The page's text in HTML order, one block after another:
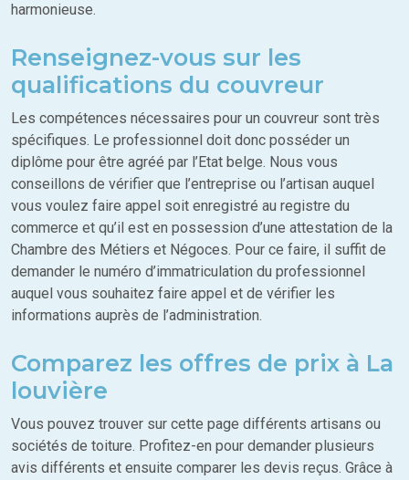
harmonieuse.
Renseignez-vous sur les
qualifications du couvreur
Les compétences nécessaires pour un couvreur sont très
spécifiques. Le professionnel doit donc posséder un
diplôme pour être agréé par l’Etat belge. Nous vous
conseillons de vérifier que l’entreprise ou l’artisan auquel
vous voulez faire appel soit enregistré au registre du
commerce et qu’il est en possession d’une attestation de la
Chambre des Métiers et Négoces. Pour ce faire, il suffit de
demander le numéro d’immatriculation du professionnel
auquel vous souhaitez faire appel et de vérifier les
informations auprès de l’administration.
Comparez les offres de prix à La
louvière
Vous pouvez trouver sur cette page différents artisans ou
sociétés de toiture. Profitez-en pour demander plusieurs
avis différents et ensuite comparer les devis reçus. Grâce à